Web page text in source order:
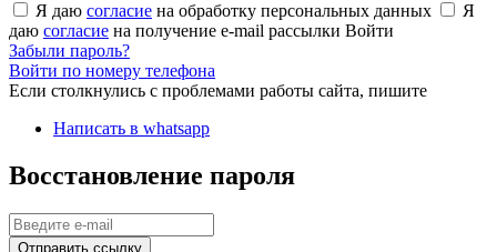
Я даю согласие на обработку персональных данных
Я
даю согласие на получение e-mail рассылки Войти
Забыли пароль?
Войти по номеру телефона
Если столкнулись с проблемами работы сайта, пишите
Написать в whatsapp
Восстановление пароля
Отправить ссылку